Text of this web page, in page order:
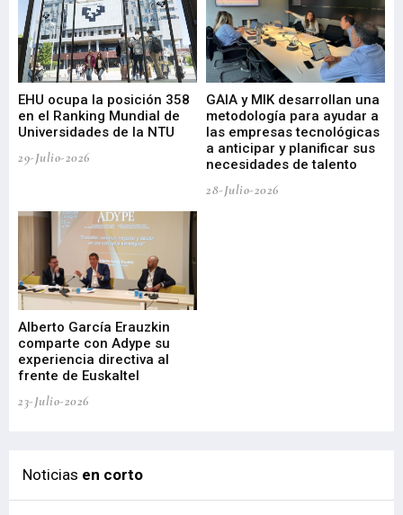
EHU ocupa la posición 358
en el Ranking Mundial de
Universidades de la NTU
29-Julio-2026
GAIA y MIK desarrollan una
metodología para ayudar a
las empresas tecnológicas
a anticipar y planificar sus
necesidades de talento
28-Julio-2026
Alberto García Erauzkin
comparte con Adype su
experiencia directiva al
frente de Euskaltel
23-Julio-2026
Noticias en corto